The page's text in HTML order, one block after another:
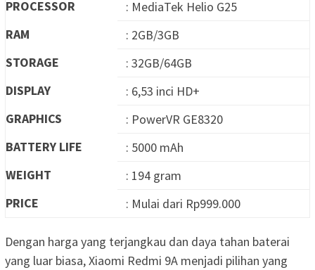
PROCESSOR
: MediaTek Helio G25
RAM
: 2GB/3GB
STORAGE
: 32GB/64GB
DISPLAY
: 6,53 inci HD+
GRAPHICS
: PowerVR GE8320
BATTERY LIFE
: 5000 mAh
WEIGHT
: 194 gram
PRICE
: Mulai dari Rp999.000
Dengan harga yang terjangkau dan daya tahan baterai
yang luar biasa, Xiaomi Redmi 9A menjadi pilihan yang